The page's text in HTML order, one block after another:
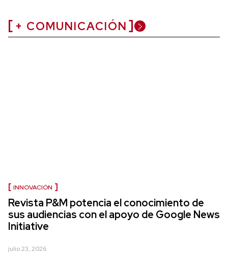
+ COMUNICACIÓN
INNOVACIÓN
Revista P&M potencia el conocimiento de
sus audiencias con el apoyo de Google News
Initiative
julio 23, 2026